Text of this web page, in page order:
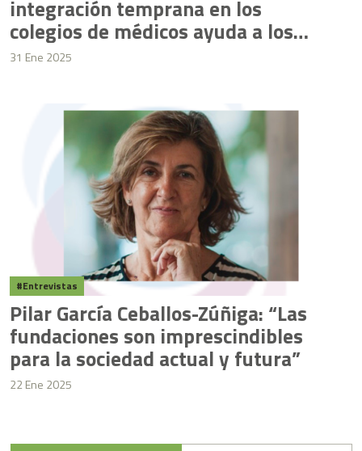
integración temprana en los
colegios de médicos ayuda a los
estudiantes a prepararse para su
31 Ene 2025
Entrevistas
Pilar García Ceballos-Zúñiga: “Las
fundaciones son imprescindibles
para la sociedad actual y futura”
22 Ene 2025